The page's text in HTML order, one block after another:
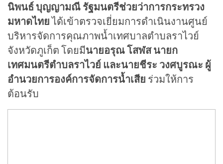
นิพนธ์ บุญญามณี รัฐมนตรีช่วยว่าการกระทรวง
มหาดไทยได้เข้าตรวจเยี่ยมการดำเนินงานศูนย์
บริหารจัดการคุณภาพน้ำเทศบาลตำบลราไวย์
จังหวัดภูเก็ต โดยมีนายอรุณ โสฬส นายก
เทศมนตรีตำบลราไวย์ และนายชีระ วงศบูรณะ ผู้
อำนวยการองค์การจัดการน้ำเสีย ร่วมให้การ
ต้อนรับ